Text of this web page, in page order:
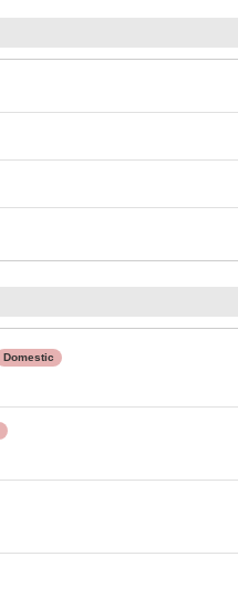
Domestic